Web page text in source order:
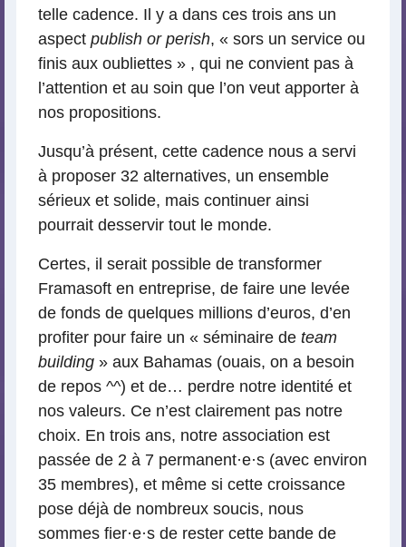
telle cadence. Il y a dans ces trois ans un
aspect publish or perish, « sors un service ou
finis aux oubliettes » , qui ne convient pas à
l’attention et au soin que l’on veut apporter à
nos propositions.
Jusqu’à présent, cette cadence nous a servi
à proposer 32 alternatives, un ensemble
sérieux et solide, mais continuer ainsi
pourrait desservir tout le monde.
Certes, il serait possible de transformer
Framasoft en entreprise, de faire une levée
de fonds de quelques millions d’euros, d’en
profiter pour faire un « séminaire de team
building » aux Bahamas (ouais, on a besoin
de repos ^^) et de… perdre notre identité et
nos valeurs. Ce n’est clairement pas notre
choix. En trois ans, notre association est
passée de 2 à 7 permanent·e·s (avec environ
35 membres), et même si cette croissance
pose déjà de nombreux soucis, nous
sommes fier·e·s de rester cette bande de